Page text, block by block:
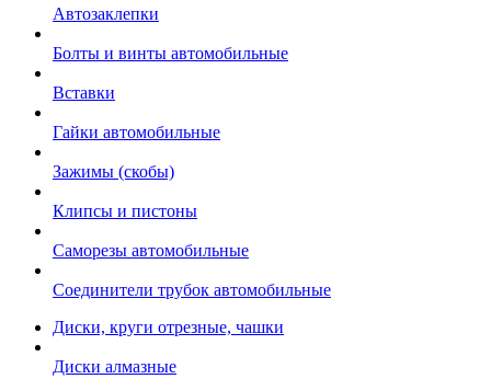
Автозаклепки
Болты и винты автомобильные
Вставки
Гайки автомобильные
Зажимы (скобы)
Клипсы и пистоны
Саморезы автомобильные
Соединители трубок автомобильные
Диски, круги отрезные, чашки
Диски алмазные